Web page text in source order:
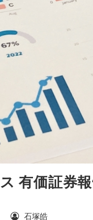
有価証券
石塚皓